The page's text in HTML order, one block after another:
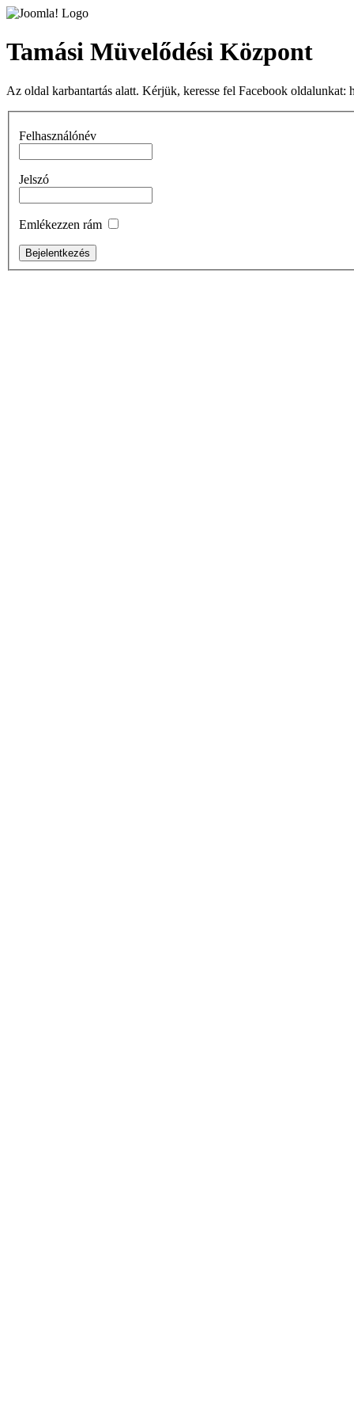
Tamási Müvelődési Központ
Az oldal karbantartás alatt. Kérjük, keresse fel Facebook
Felhasználónév
Jelszó
Emlékezzen rám